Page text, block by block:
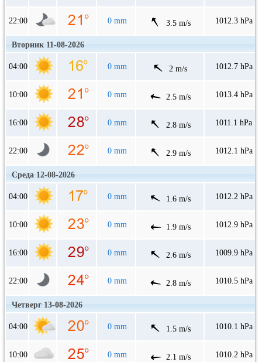
22:00 0 mm 3.5 m/s 1012.3 hPa
Вторник 11-08-2026
04:00 0 mm 2 m/s 1012.7 hPa
10:00 0 mm 2.5 m/s 1013.4 hPa
16:00 0 mm 2.8 m/s 1011.1 hPa
22:00 0 mm 2.9 m/s 1012.1 hPa
Среда 12-08-2026
04:00 0 mm 1.6 m/s 1012.2 hPa
10:00 0 mm 1.9 m/s 1012.9 hPa
16:00 0 mm 2.6 m/s 1009.9 hPa
22:00 0 mm 2.8 m/s 1010.5 hPa
Четверг 13-08-2026
04:00 0 mm 1.5 m/s 1010.1 hPa
10:00 0 mm 2.1 m/s 1010.2 hPa